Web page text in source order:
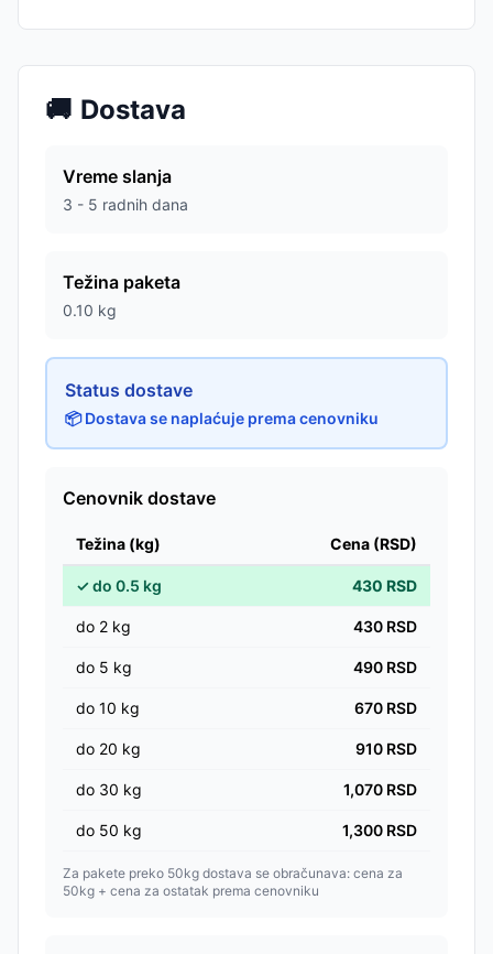
🚚 Dostava
Vreme slanja
3 - 5 radnih dana
Težina paketa
0.10 kg
Status dostave
📦 Dostava se naplaćuje prema cenovniku
Cenovnik dostave
Težina (kg) Cena (RSD)
✓do 0.5 kg 430 RSD
do 2 kg 430 RSD
do 5 kg 490 RSD
do 10 kg 670 RSD
do 20 kg 910 RSD
do 30 kg 1,070 RSD
do 50 kg 1,300 RSD
Za pakete preko 50kg dostava se obračunava: cena za
50kg + cena za ostatak prema cenovniku